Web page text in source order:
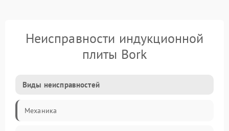
Неисправности индукционной
плиты Bork
Виды неисправностей
Механика